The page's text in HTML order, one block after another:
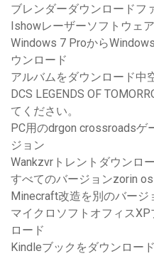
ブレンダーダウンロードフ
Ishowレーザーソフトウェ
Windows 7 Proから
ウンロード
アルバムをダウンロード中
DCS LEGENDS OF
てください。
PC用のdrgon crossroads
ジョン
Wankzvrトレントダウンロ
すべてのバージョンzorin
Minecraft改造を別のバー
マイクロソフトオフィス
ロード
Kindleブックをダウンロー